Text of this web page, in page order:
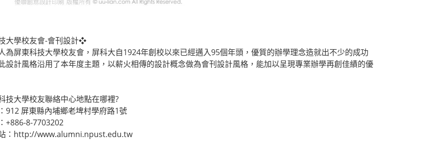
大學校友會-會刊設計❖
為屏東科技大學校友會，屏科大自1924年創校以來已經邁入95個年頭，優質的辦學理念造就出不少的成功
設計風格沿用了本年度主題，以薪火相傳的設計概念做為會刊設計風格，能加以呈現專業辦學再創佳績的優
技大學校友聯絡中心地點在哪裡?
912 屏東縣內埔鄉老埤村學府路1號
+886-8-7703202
：http://www.alumni.npust.edu.tw